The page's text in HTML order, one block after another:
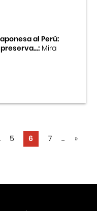
al Perú:
Mira
5 6 7 ... »